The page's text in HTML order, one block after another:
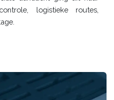
logistieke routes,